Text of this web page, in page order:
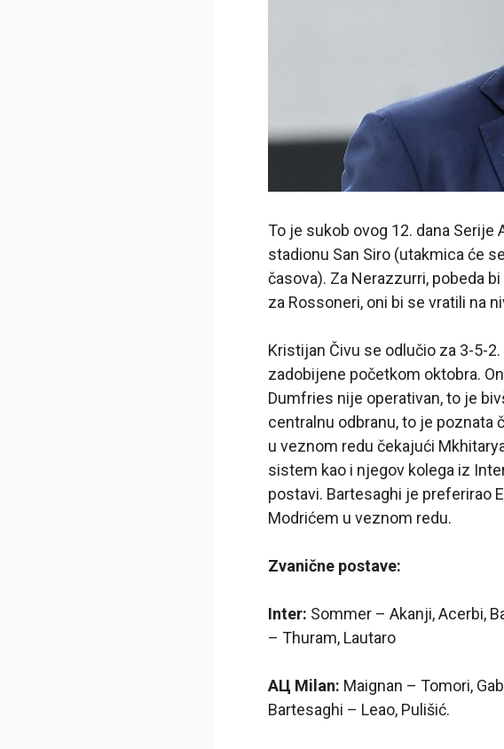
To je sukob ovog 12. dana
stadionu San Siro (utakmica će
časova). Za Nerazzurri, pobeda
za Rossoneri, oni bi se vratili na
Kristijan Čivu se odlučio za 3-5-
zadobijene početkom oktobra.
Dumfries nije operativan, to je
centralnu odbranu, to je poznata
u veznom redu čekajući
sistem kao i njegov kolega iz
postavi. Bartesaghi je preferirao
Modrićem u veznom redu.
Zvanične postave:
Inter: Sommer – Akanji, Acerbi,
– Thuram, Lautaro
AЦ Milan: Maignan – Tomori,
Bartesaghi – Leao, Pulišić.